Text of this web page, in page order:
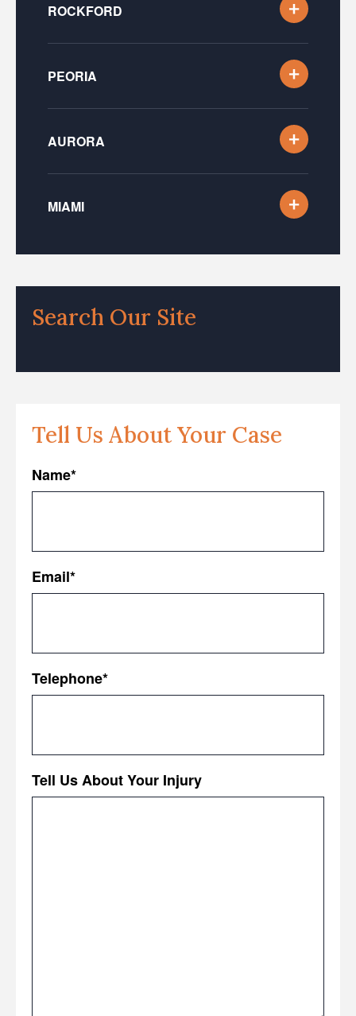
ROCKFORD
PEORIA
AURORA
MIAMI
Search Our Site
Tell Us About Your Case
Name*
Email*
Telephone*
Tell Us About Your Injury